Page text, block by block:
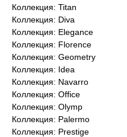
Коллекция: Titan
Коллекция: Diva
Коллекция: Elegance
Коллекция: Florence
Коллекция: Geometry
Коллекция: Idea
Коллекция: Navarro
Коллекция: Office
Коллекция: Olymp
Коллекция: Palermo
Коллекция: Prestige